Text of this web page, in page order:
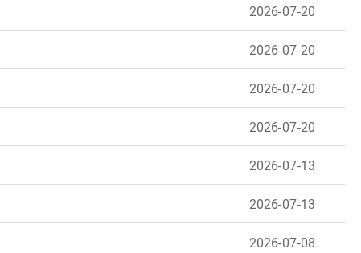
2026-07-20
2026-07-20
2026-07-20
2026-07-20
2026-07-13
2026-07-13
2026-07-08